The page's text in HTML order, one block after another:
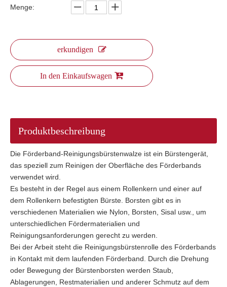
Menge:
erkundigen
In den Einkaufswagen
Produktbeschreibung
Die Förderband-Reinigungsbürstenwalze ist ein Bürstengerät,
das speziell zum Reinigen der Oberfläche des Förderbands
verwendet wird.
Es besteht in der Regel aus einem Rollenkern und einer auf
dem Rollenkern befestigten Bürste. Borsten gibt es in
verschiedenen Materialien wie Nylon, Borsten, Sisal usw., um
unterschiedlichen Fördermaterialien und
Reinigungsanforderungen gerecht zu werden.
Bei der Arbeit steht die Reinigungsbürstenrolle des Förderbands
in Kontakt mit dem laufenden Förderband. Durch die Drehung
oder Bewegung der Bürstenborsten werden Staub,
Ablagerungen, Restmaterialien und anderer Schmutz auf dem